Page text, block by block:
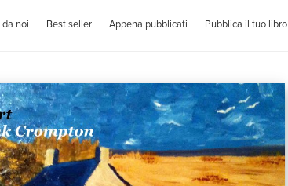
noi Best seller Appena pubblicati Pubblica il tuo libro